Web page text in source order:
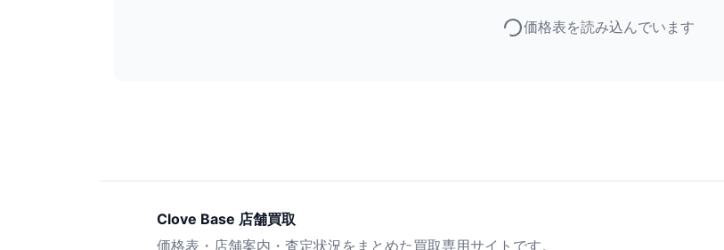
価格表を読み込んでいます
Clove Base 店舗買取
価格表・店舗案内・査定状況をまとめた買取専用サイトです。